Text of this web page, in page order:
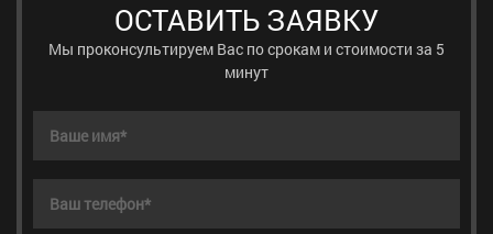
ОСТАВИТЬ ЗАЯВКУ
Мы проконсультируем Вас по срокам и стоимости за 5
минут